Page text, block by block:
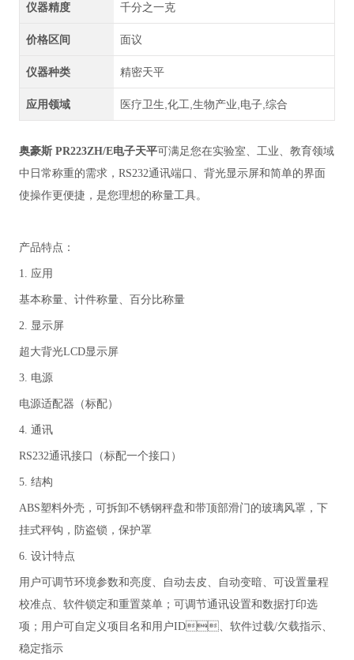
仪器精度 千分之一克
价格区间 面议
仪器种类 精密天平
应用领域 医疗卫生,化工,生物产业,电子,综合
奥豪斯 PR223ZH/E电子天平可满足您在实验室、工业、教育领域
中日常称重的需求，RS232通讯端口、背光显示屏和简单的界面
使操作更便捷，是您理想的称量工具。
产品特点：
1. 应用
基本称量、计件称量、百分比称量
2. 显示屏
超大背光LCD显示屏
3. 电源
电源适配器（标配）
4. 通讯
RS232通讯接口（标配一个接口）
5. 结构
ABS塑料外壳，可拆卸不锈钢秤盘和带顶部滑门的玻璃风罩，下
挂式秤钩，防盗锁，保护罩
6. 设计特点
用户可调节环境参数和亮度、自动去皮、自动变暗、可设置量程
校准点、软件锁定和重置菜单；可调节通讯设置和数据打印选
项；用户可自定义项目名和用户ID、软件过载/欠载指示、
稳定指示